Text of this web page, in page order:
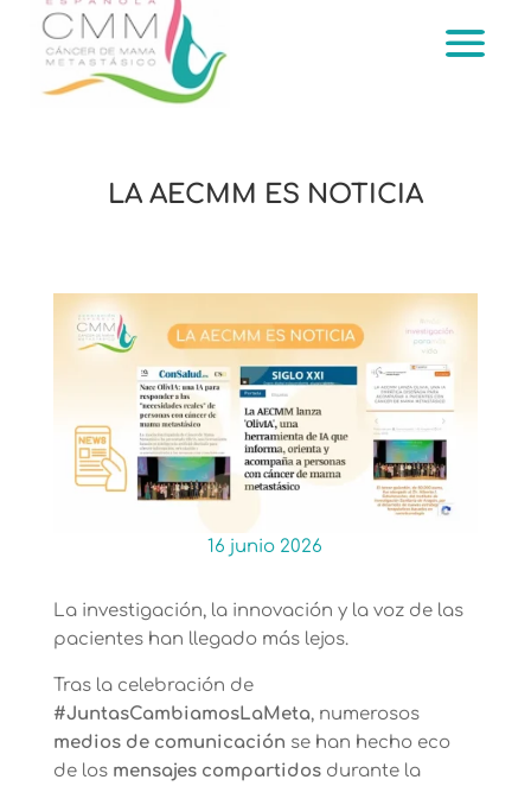
LA AECMM ES NOTICIA
16 junio 2026
La investigación, la innovación y la voz de las
pacientes han llegado más lejos.
Tras la celebración de
#JuntasCambiamosLaMeta, numerosos
medios de comunicación se han hecho eco
de los mensajes compartidosdurante la